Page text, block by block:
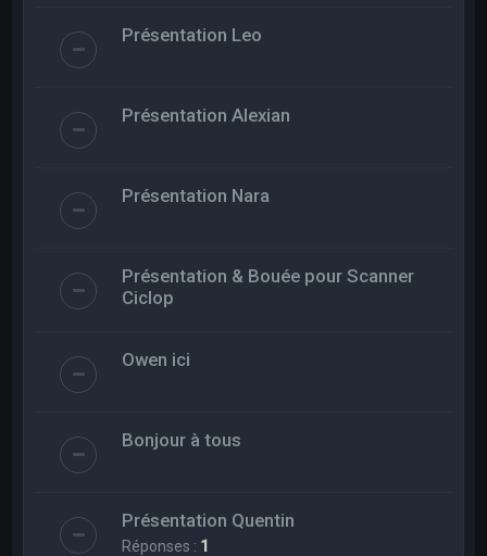
Présentation Leo
Présentation Alexian
Présentation Nara
Présentation & Bouée pour Scanner
Ciclop
Owen ici
Bonjour à tous
Présentation Quentin
Réponses : 1